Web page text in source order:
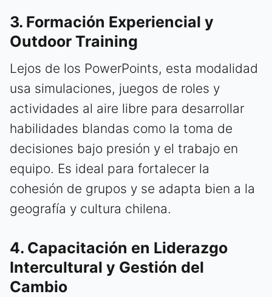
3. Formación Experiencial y
Outdoor Training
Lejos de los PowerPoints, esta modalidad
usa simulaciones, juegos de roles y
actividades al aire libre para desarrollar
habilidades blandas como la toma de
decisiones bajo presión y el trabajo en
equipo. Es ideal para fortalecer la
cohesión de grupos y se adapta bien a la
geografía y cultura chilena.
4. Capacitación en Liderazgo
Intercultural y Gestión del
Cambio